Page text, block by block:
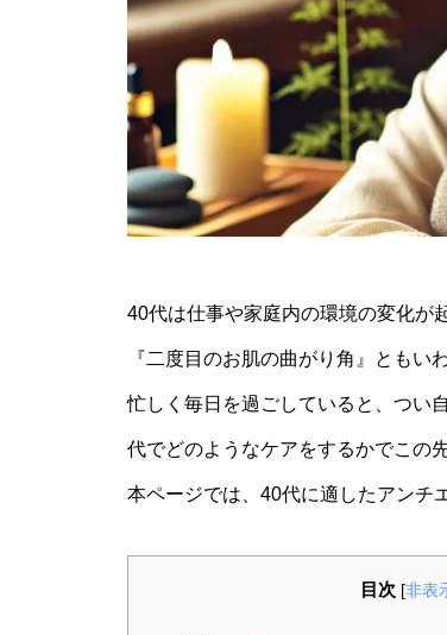
40代は仕事や家庭内の環境の変化が
『二度目のお肌の曲がり角』ともい
忙しく毎日を過ごしていると、つい
代でどのようなケアをするかでこの
本ページでは、40代に適したアンチ
目次 [非表